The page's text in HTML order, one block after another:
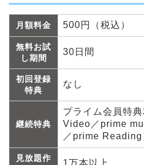
月額料金 500円（税込）
無料お試
し期間
30日間
初回登録
特典
なし
継続特典
プライム会員特
Video／prime
／prime Reading
見放題作